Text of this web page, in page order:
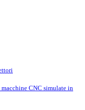
macchine CNC simulate in